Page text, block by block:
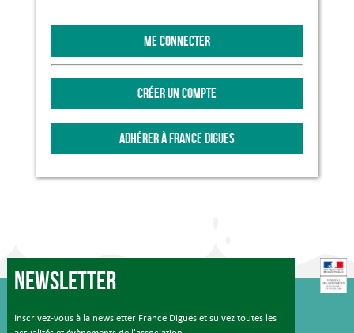
ME CONNECTER
CRÉER UN COMPTE
ADHÉRER À FRANCE DIGUES
Newsletter
Inscrivez-vous à la newsletter France Digues et suivez toutes les